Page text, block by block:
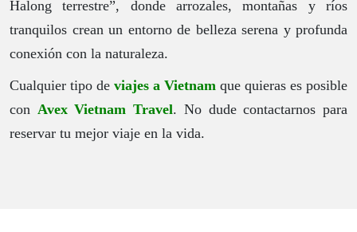
Halong terrestre”, donde arrozales, montañas y ríos
tranquilos crean un entorno de belleza serena y profunda
conexión con la naturaleza.
Cualquier tipo de viajes a Vietnam que quieras es posible
con Avex Vietnam Travel. No dude contactarnos para
reservar tu mejor viaje en la vida.